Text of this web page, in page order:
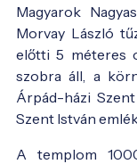
Magyarok
Morvay László
előtti 5 méteres
szobra áll, a
Árpád-házi
Szent István
A templom